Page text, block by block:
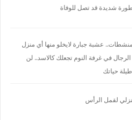
شديدة قد تصل للوفاة
عشبة جبارة لايخلو منها أي منزل
الرجال في غرفة النوم تجعلك كالاسد.. لن
حياتك
لقمل الرأس